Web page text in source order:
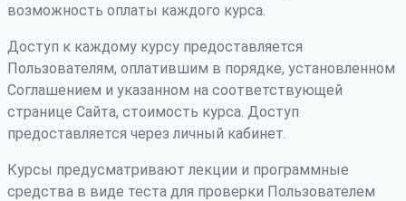
возможность оплаты каждого курса.
Доступ к каждому курсу предоставляется
Пользователям, оплатившим в порядке, установленном
Соглашением и указанном на соответствующей
странице Сайта, стоимость курса. Доступ
предоставляется через личный кабинет.
Курсы предусматривают лекции и программные
средства в виде теста для проверки Пользователем